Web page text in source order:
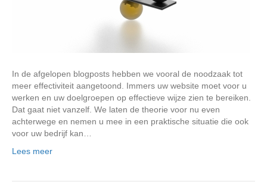
In de afgelopen blogposts hebben we vooral de noodzaak tot
meer effectiviteit aangetoond. Immers uw website moet voor u
werken en uw doelgroepen op effectieve wijze zien te bereiken.
Dat gaat niet vanzelf. We laten de theorie voor nu even
achterwege en nemen u mee in een praktische situatie die ook
voor uw bedrijf kan…
Lees meer